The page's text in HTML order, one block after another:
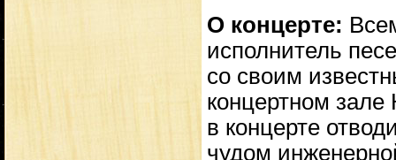
О концерте:
исполнитель
со своим
концертном
в концерте
чудом